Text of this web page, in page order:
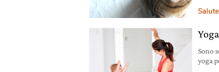
Sono
yoga